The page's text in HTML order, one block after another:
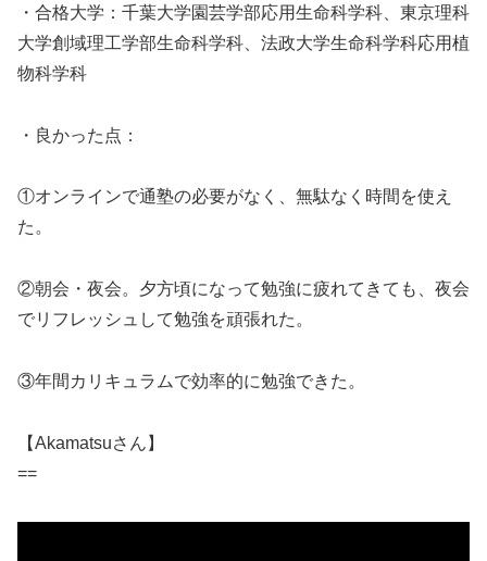
・合格大学：千葉大学園芸学部応用生命科学科、東京理科
大学創域理工学部生命科学科、法政大学生命科学科応用植
物科学科
・良かった点：
①オンラインで通塾の必要がなく、無駄なく時間を使え
た。
②朝会・夜会。夕方頃になって勉強に疲れてきても、夜会
でリフレッシュして勉強を頑張れた。
③年間カリキュラムで効率的に勉強できた。
【Akamatsuさん】
==